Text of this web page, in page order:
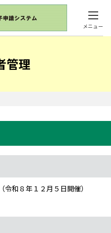
メニュー
管理
和８年１２月５日開催）